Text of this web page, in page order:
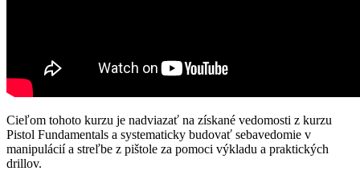
Cieľom tohoto kurzu je nadviazať na získané vedomosti z kurzu
Pistol Fundamentals a systematicky budovať sebavedomie v
manipulácií a streľbe z pištole za pomoci výkladu a praktických
drillov.